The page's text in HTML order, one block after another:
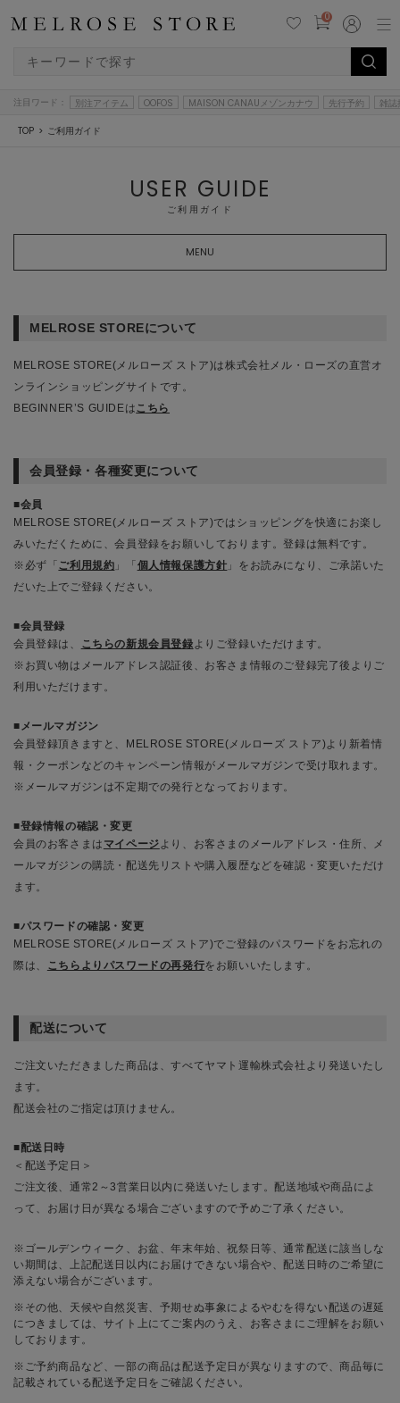
0
注目ワード： 別注アイテム OOFOS MAISON CANAUメゾンカナウ 先行予約 雑誌
TOP ご利用ガイド
USER GUIDE
ご利用ガイド
MENU
MELROSE STOREについて
MELROSE STORE(メルローズ ストア)は株式会社メル・ローズの直営オ
ンラインショッピングサイトです。
BEGINNER’S GUIDEはこちら
会員登録・各種変更について
会員
MELROSE STORE(メルローズ ストア)ではショッピングを快適にお楽し
みいただくために、会員登録をお願いしております。登録は無料です。
※必ず「 ご利用規約 」「 個人情報保護方針 」をお読みになり、ご承諾いた
だいた上でご登録ください。
会員登録
会員登録は、 こちらの新規会員登録よりご登録いただけます。
※お買い物はメールアドレス認証後、お客さま情報のご登録完了後よりご
利用いただけます。
メールマガジン
会員登録頂きますと、MELROSE STORE(メルローズ ストア)より新着情
報・クーポンなどのキャンペーン情報がメールマガジンで受け取れます。
※メールマガジンは不定期での発行となっております。
登録情報の確認・変更
会員のお客さまは マイページより、お客さまのメールアドレス・住所、メ
ールマガジンの購読・配送先リストや購入履歴などを確認・変更いただけ
ます。
パスワードの確認・変更
MELROSE STORE(メルローズ ストア)でご登録のパスワードをお忘れの
際は、 こちらよりパスワードの再発行をお願いいたします。
配送について
ご注文いただきました商品は、すべてヤマト運輸株式会社より発送いたし
ます。
配送会社のご指定は頂けません。
配送日時
＜配送予定日＞
ご注文後、通常2～3営業日以内に発送いたします。配送地域や商品によ
って、お届け日が異なる場合ございますので予めご了承ください。
※ゴールデンウィーク、お盆、年末年始、祝祭日等、通常配送に該当しな
い期間は、上記配送日以内にお届けできない場合や、配送日時のご希望に
添えない場合がございます。
※その他、天候や自然災害、予期せぬ事象によるやむを得ない配送の遅延
につきましては、サイト上にてご案内のうえ、お客さまにご理解をお願い
しております。
※ご予約商品など、一部の商品は配送予定日が異なりますので、商品毎に
記載されている配送予定日をご確認ください。